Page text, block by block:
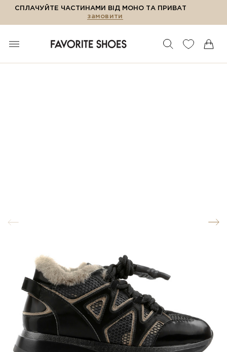
СПЛАЧУЙТЕ ЧАСТИНАМИ ВІД МОНО ТА ПРИВАТ
замовити